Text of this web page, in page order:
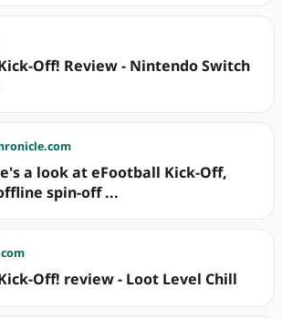
Off! Review - Nintendo Switch
a look at eFootball Kick-Off,
spin-off ...
Off! review - Loot Level Chill